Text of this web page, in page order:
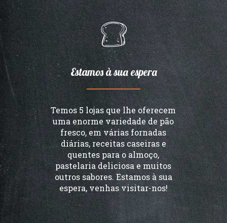
Estamos à sua espera
Temos 5 lojas que lhe oferecem
uma enorme variedade de pão
fresco, em várias fornadas
diárias, receitas caseiras e
quentes para o almoço,
pastelaria deliciosa e muitos
outros sabores. Estamos à sua
espera, venhas visitar-nos!